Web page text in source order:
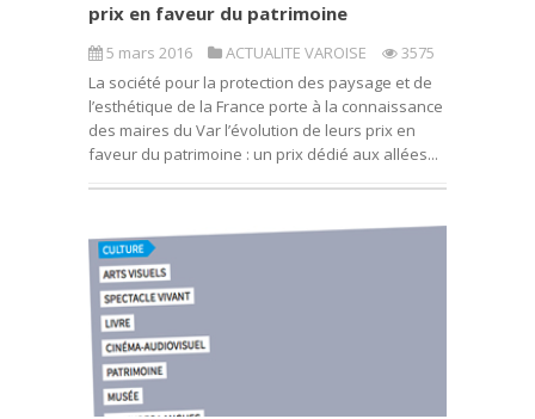
prix en faveur du patrimoine
5 mars 2016 ACTUALITE VAROISE
3575
La société pour la protection des paysage et de
l’esthétique de la France porte à la connaissance
des maires du Var l’évolution de leurs prix en
faveur du patrimoine : un prix dédié aux allées...